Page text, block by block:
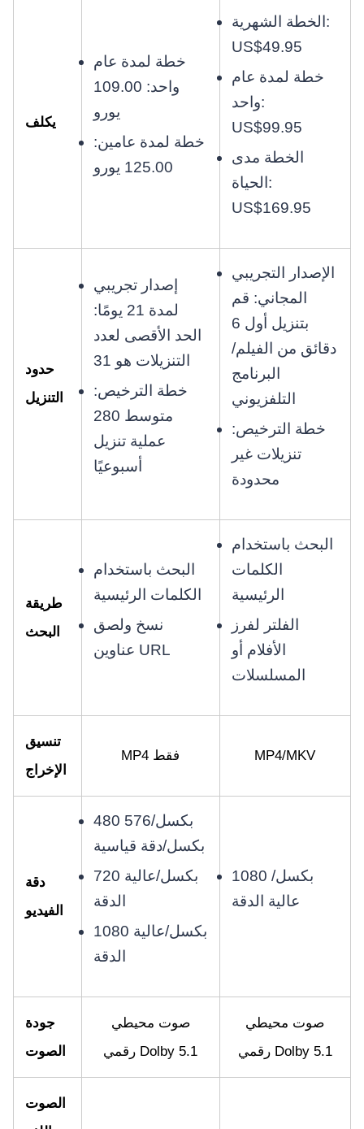
يكلف
خطة لمدة عام
واحد: 109.00
يورو
خطة لمدة عامين:
125.00 يورو
الخطة الشهرية:
US$49.95
خطة لمدة عام
واحد:
US$99.95
الخطة مدى
الحياة:
US$169.95
حدود
التنزيل
إصدار تجريبي
لمدة 21 يومًا:
الحد الأقصى لعدد
التنزيلات هو 31
خطة الترخيص:
متوسط 280
عملية تنزيل
أسبوعيًا
الإصدار التجريبي
المجاني: قم
بتنزيل أول 6
دقائق من الفيلم/
البرنامج
التلفزيوني
خطة الترخيص:
تنزيلات غير
محدودة
طريقة
البحث
البحث باستخدام
الكلمات الرئيسية
نسخ ولصق
عناوين URL
البحث باستخدام
الكلمات
الرئيسية
الفلتر لفرز
الأفلام أو
المسلسلات
تنسيق
الإخراج
MP4 فقط MP4/MKV
دقة
الفيديو
480 بكسل/576
بكسل/دقة قياسية
720 بكسل/عالية
الدقة
1080 بكسل/عالية
الدقة
1080 بكسل/
عالية الدقة
جودة
الصوت
صوت محيطي
رقمي Dolby 5.1
صوت محيطي
رقمي Dolby 5.1
الصوت